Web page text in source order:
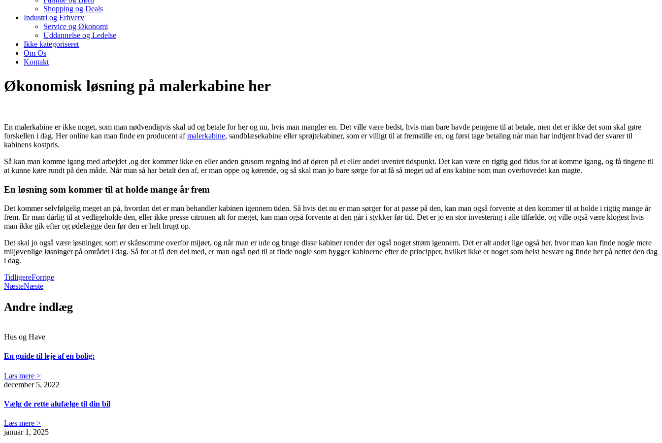
Shopping og Deals
Industri og Erhverv
Service og Økonomi
Uddannelse og Ledelse
Ikke kategoriseret
Om Os
Kontakt
Økonomisk løsning på malerkabine her
En malerkabine er ikke noget, som man nødvendigvis skal ud og betale for her og nu, hvis man mangler en. Det ville være bedst, hvis man bare havde pengene til at betale, men det er ikke det som skal gøre
forskellen i dag. Her online kan man finde en producent afmalerkabine, sandblæsekabine eller sprøjtekabiner, som er villigt til at fremstille en, og først tage betaling når man har indtjent hvad der svarer til
kabinens kostpris.
Så kan man komme igang med arbejdet ,og der kommer ikke en eller anden grusom regning ind af døren på et eller andet uventet tidspunkt. Det kan være en rigtig god fidus for at komme igang, og få tingene til
at kunne køre rundt på den måde. Når man så har betalt den af, er man oppe og kørende, og så skal man jo bare sørge for at få så meget ud af ens kabine som man overhovedet kan magte.
En løsning som kommer til at holde mange år frem
Det kommer selvfølgelig meget an på, hvordan det er man behandler kabinen igennem tiden. Så hvis det nu er man sørger for at passe på den, kan man også forvente at den kommer til at holde i rigtig mange år
frem. Er man dårlig til at vedligeholde den, eller ikke presse citronen alt for meget, kan man også forvente at den går i stykker før tid. Det er jo en stor investering i alle tilfælde, og ville også være klogest hvis
man ikke gik efter og ødelægge den før den er helt brugt op.
Det skal jo også være løsninger, som er skånsomme overfor mijøet, og når man er ude og bruge disse kabiner render der også noget strøm igennem. Det er alt andet lige også her, hvor man kan finde nogle mere
miljøvenlige løsninger på området i dag. Så for at få den del med, er man også nød til at finde nogle som bygger kabinerne efter de principper, hvilket ikke er noget som helst besvær og finde her på nettet den dag
i dag.
TidligereForrige
NæsteNæste
Andre indlæg
Hus og Have
En guide til leje af en bolig:
Læs mere >
december 5, 2022
Vælg de rette alufælge til din bil
Læs mere >
januar 1, 2025